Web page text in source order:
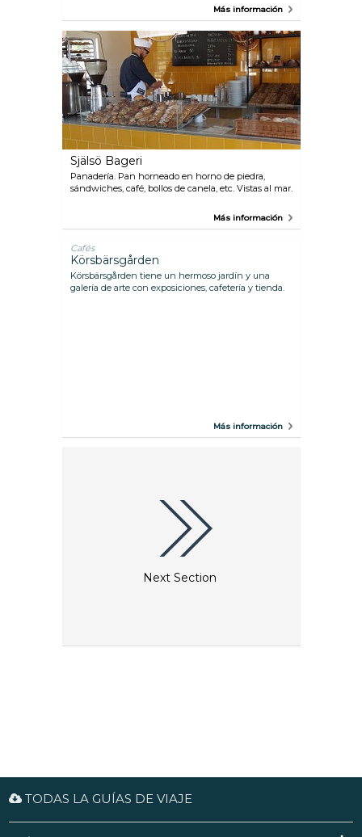
aves y la naturaleza de Storsudret. Tienda de arte
postales. La casa del párroco está rodeada de
grandes jardines y un hermoso parque junto a una
iglesia del siglo XIII. Cuenta con una cafetería donde
se sirve café, repostería casera y comidas ligeras con
un toque italiano.
Más información
Själsö Bageri
Panadería. Pan horneado en horno de piedra,
sándwiches, café, bollos de canela, etc. Vistas al mar.
Más información
Cafés
Körsbärsgården
Körsbärsgården tiene un hermoso jardín y una
galería de arte con exposiciones, cafetería y tienda.
Más información
Next Section
TODAS LA GUÍAS DE VIAJE